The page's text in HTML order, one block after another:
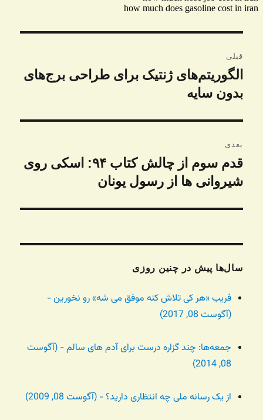
نوشته
قبلی
نوشته
قبلی:
الگوریتم‌های ژنتیک برای طراحی برج‌های
بدون سایه
بعدی
نوشته
بعدی:
قدم سوم از چالش کتاب ۹۴: اسکی روی
شیروانی ها از رسول یونان
سال‌ها پیش در چنین روزی
فریب «هر کی تلاش کنه موفق می شه» رو نخورین -
(آگوست 08, 2017)
جمعه‌ها: چند گزاره درست برای آدم های سالم - (آگوست
08, 2014)
از یک رسانه ملی چه انتظاری دارید؟ - (آگوست 08, 2009)